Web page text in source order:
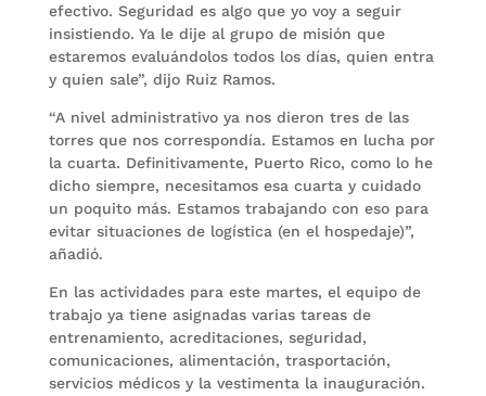
efectivo. Seguridad es algo que yo voy a seguir
insistiendo. Ya le dije al grupo de misión que
estaremos evaluándolos todos los días, quien entra
y quien sale”, dijo Ruiz Ramos.
“A nivel administrativo ya nos dieron tres de las
torres que nos correspondía. Estamos en lucha por
la cuarta. Definitivamente, Puerto Rico, como lo he
dicho siempre, necesitamos esa cuarta y cuidado
un poquito más. Estamos trabajando con eso para
evitar situaciones de logística (en el hospedaje)”,
añadió.
En las actividades para este martes, el equipo de
trabajo ya tiene asignadas varias tareas de
entrenamiento, acreditaciones, seguridad,
comunicaciones, alimentación, trasportación,
servicios médicos y la vestimenta la inauguración.